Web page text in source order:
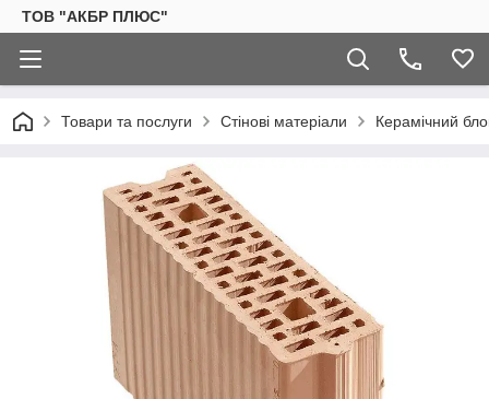
ТОВ "АКБР ПЛЮС"
Товари та послуги Стінові матеріали Керамічний